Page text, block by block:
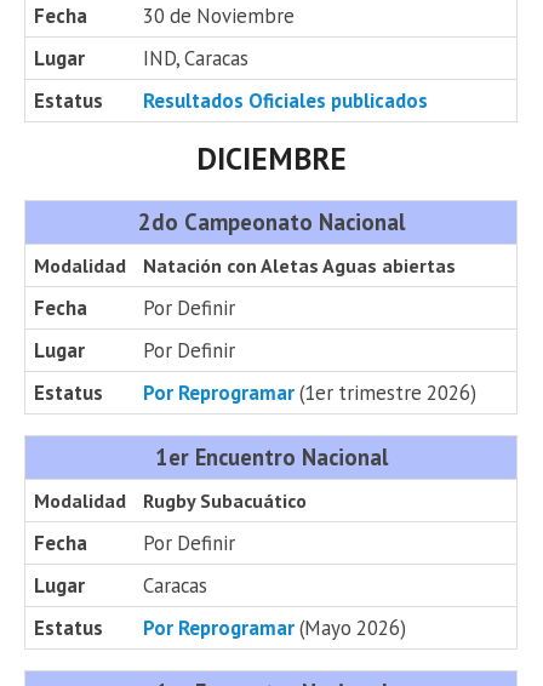
Fecha
30 de Noviembre
Lugar
IND, Caracas
Estatus
Resultados Oficiales publicados
DICIEMBRE
2do Campeonato Nacional
Modalidad Natación con Aletas Aguas abiertas
Fecha
Por Definir
Lugar
Por Definir
Estatus
Por Reprogramar(1er trimestre 2026)
1er Encuentro Nacional
Modalidad Rugby Subacuático
Fecha
Por Definir
Lugar
Caracas
Estatus
Por Reprogramar(Mayo 2026)